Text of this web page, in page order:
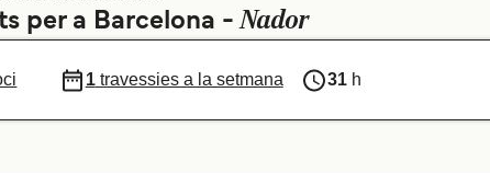
per a Barcelona -Nador
1travessies a la setmana 31h